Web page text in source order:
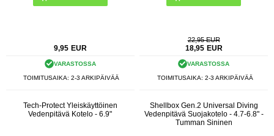
9,95 EUR
VARASTOSSA
TOIMITUSAIKA: 2-3 ARKIPÄIVÄÄ
22,95 EUR
18,95 EUR
VARASTOSSA
TOIMITUSAIKA: 2-3 ARKIPÄIVÄÄ
Tech-Protect Yleiskäyttöinen
Vedenpitävä Kotelo - 6.9"
Shellbox Gen.2 Universal Diving
Vedenpitävä Suojakotelo - 4.7-6.8" -
Tumman Sininen